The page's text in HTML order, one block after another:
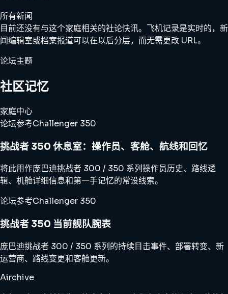
所有新闻
目前还没有与这个家庭相关的社论快讯。飞机记录是实时的，新
闻编辑室或档案报道可以在以后分层，而无需更改 URL。
论坛主题
社区记忆
家庭中心
论坛参考Challenger 350
挑战者 350 休息室：操作员、客舱、航线和回忆
将此用作庞巴迪挑战者 300 / 350 系列操作员历史、路线逻
辑、机舱详细信息和第一手记忆的常设线索。
论坛参考Challenger 350
挑战者 350 当前舰队腕表
庞巴迪挑战者 300 / 350 系列的持续目击事件、部署转变、新
运营商、路线变更和客舱更新。
Airchive